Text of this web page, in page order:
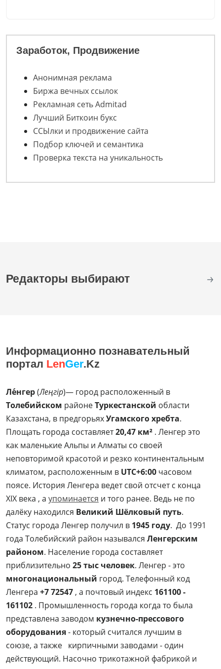
Заработок, Продвижение
Анонимная реклама
Биржа вечных ссылок
Рекламная сеть Admitad
Лучший Биткоин букс
ССЫлки и продвижение сайта
Подбор ключей и семантика
Проверка текста на уникальность
Редакторы выбирают
Информационно познавательный
портал LenGer.Kz
Ле́нгер(Леңгір)— город расположенный в
Толебийском районеТуркестанской области
Казахстана, в предгорьяхУгамского хребта.
Площать города составляет20,47 км² . Ленгер это
как маленькие Альпы и Алматы со своей
неповторимой красотой и резко континентальным
климатом, расположенным в UTC+6:00 часовом
поясе. История Ленгера ведет свой отсчет с конца
XIX века , а упоминается и того ранее. Ведь не по
далёку находился Великий Шёлковый путь.
Статус города Ленгер получил в 1945 году. До 1991
года Толебийский район назывался Ленгерским
районом. Население города составляет
приблизительно 25 тыс человек. Ленгер - это
многонациональный город. Телефонный код
Ленгера +7 72547 , а почтовый индекс 161100 -
161102 . Промышленность города когда то была
представлена заводом кузнечно-прессового
оборудования- который считался лучшим в
союзе, а также кирпичными заводами - один
действующий. Насочно трикотажной фабрикой и